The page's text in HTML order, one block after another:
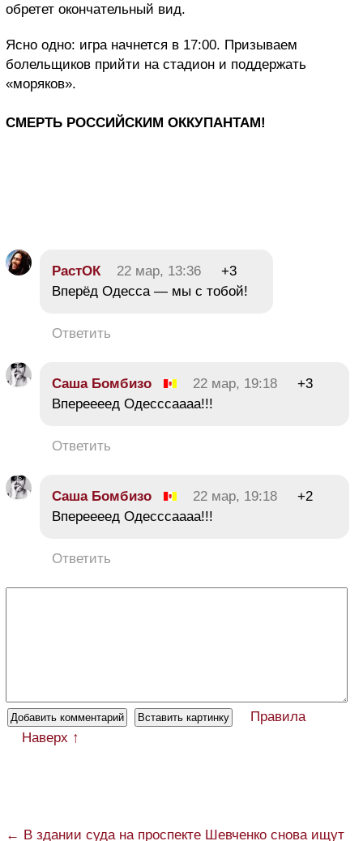
обретет окончательный вид.
Ясно одно: игра начнется в 17:00. Призываем
болельщиков прийти на стадион и поддержать
«моряков».
СМЕРТЬ РОССИЙСКИМ ОККУПАНТАМ!
РастОК 22 мар, 13:36
+3
Вперёд Одесса — мы с тобой!
Ответить
Саша Бомбизо 22 мар, 19:18
+3
Впереееед Одесссаааа!!!
Ответить
Саша Бомбизо 22 мар, 19:18
+2
Впереееед Одесссаааа!!!
Ответить
Правила
Наверх ↑
← В здании суда на проспекте Шевченко снова ищут